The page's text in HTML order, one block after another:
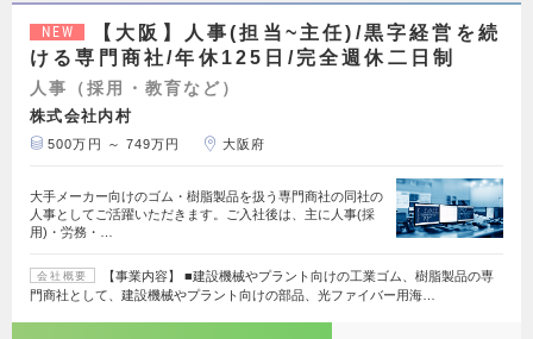
NEW
【大阪】人事(担当~主任)/黒字経営を続
ける専門商社/年休125日/完全週休二日制
人事（採用・教育など）
株式会社内村
500万円 ～ 749万円 大阪府
大手メーカー向けのゴム・樹脂製品を扱う専門商社の同社の
人事としてご活躍いただきます。ご入社後は、主に人事(採
用)・労務・…
会社概要
【事業内容】 ■建設機械やプラント向けの工業ゴム、樹脂製品の専
門商社として、建設機械やプラント向けの部品、光ファイバー用海…